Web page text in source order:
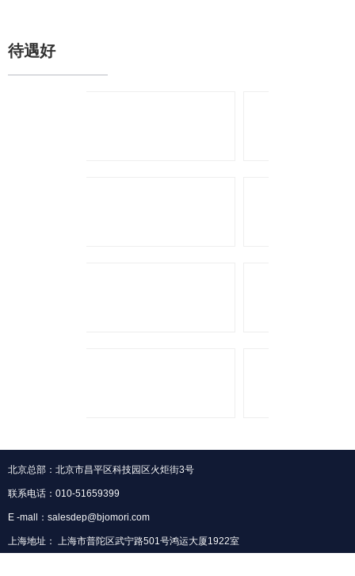
待遇好
北京总部：北京市昌平区科技园区火炬街3号
联系电话：010-51659399
E -mall：salesdep@bjomori.com
上海地址： 上海市普陀区武宁路501号鸿运大厦1922室